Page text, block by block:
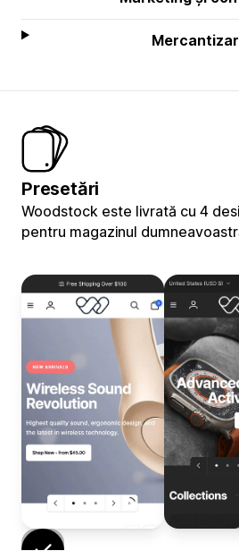
Presetări
Woodstock este livrată cu 4
pentru magazinul